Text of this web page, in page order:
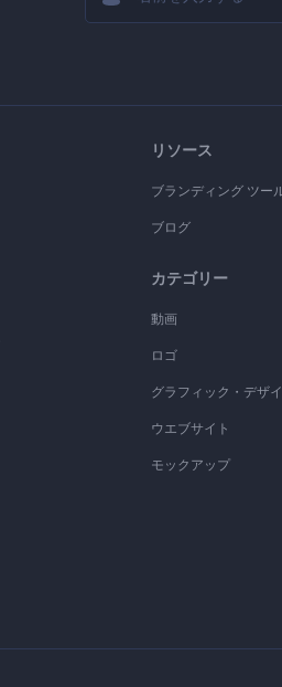
リソース
ブランディング ツー
ブログ
カテゴリー
動画
ロゴ
グラフィック・デザ
ウエブサイト
モックアップ